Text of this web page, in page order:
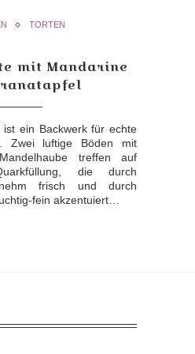
TORTEN
mit Mandarine
ist ein Backwerk für echte
Zwei luftige Böden mit
treffen auf
die durch
frisch und durch
fein akzentuiert…